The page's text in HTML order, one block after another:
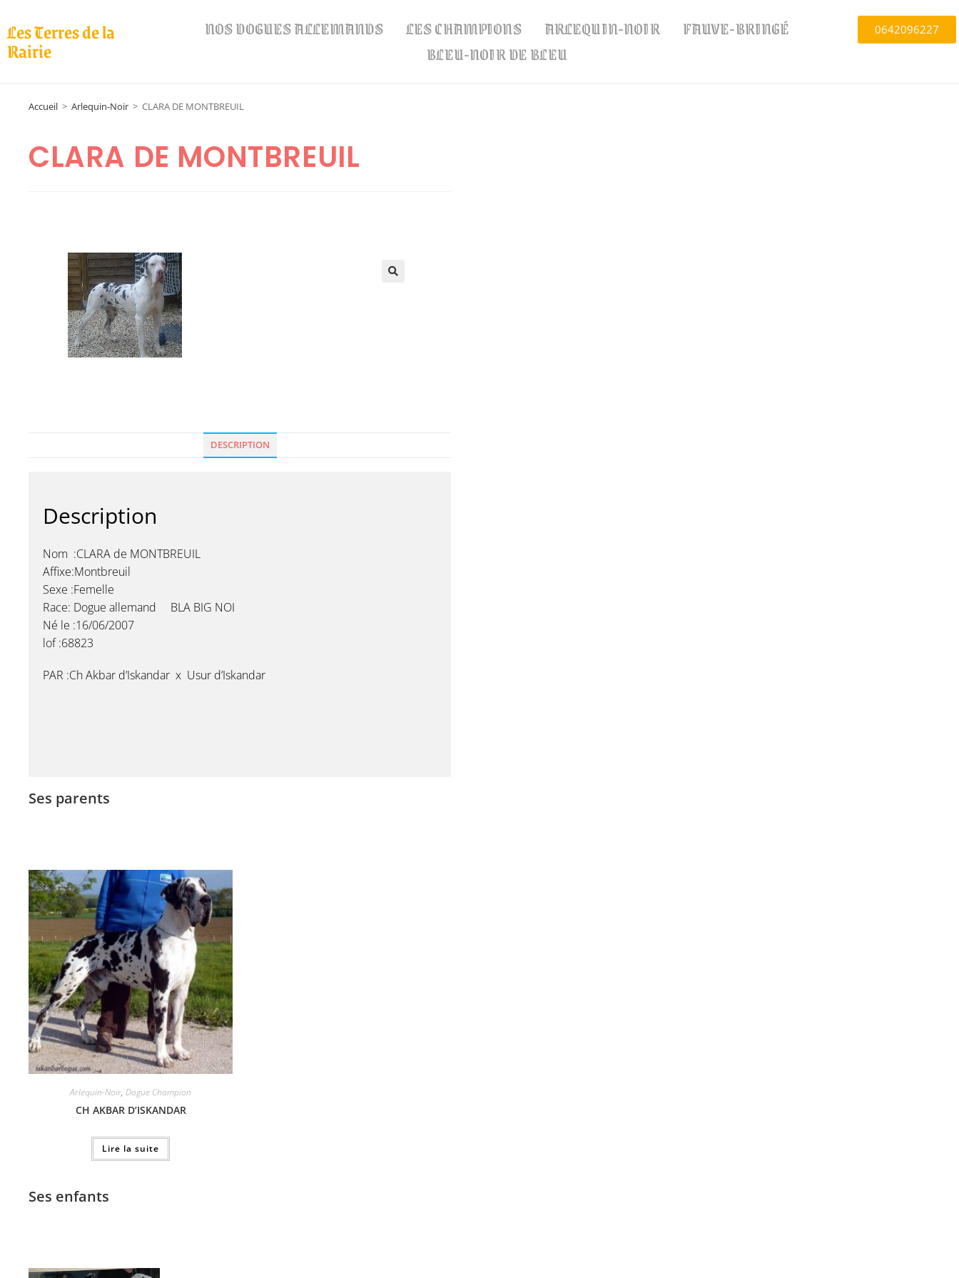
Les Terres de la
Rairie
NOS DOGUES ALLEMANDS LES CHAMPIONS ARLEQUIN-NOIR
FAUVE-BRINGÉ
BLEU-NOIR DE BLEU
0642096227
Accueil > Arlequin-Noir > CLARA DE MONTBREUIL
CLARA DE MONTBREUIL
DESCRIPTION
Description
Nom :CLARA de MONTBREUIL
Affixe:Montbreuil
Sexe :Femelle
Race: Dogue allemand BLA BIG NOI
Né le :16/06/2007
lof :68823
PAR :Ch Akbar d’Iskandar x Usur d’Iskandar
Ses parents
Arlequin-Noir, Dogue Champion
CH AKBAR D’ISKANDAR
Lire la suite
Ses enfants